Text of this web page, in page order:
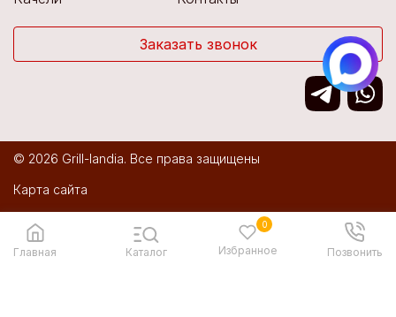
Главная Каталог
0
Избранное Позвонить
Заказать звонок
© 2026 Grill-landia. Все права защищены
Карта сайта
Политика конфиденциальности
Разработка сайта:IT Media